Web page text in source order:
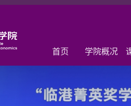
首页 学院概况